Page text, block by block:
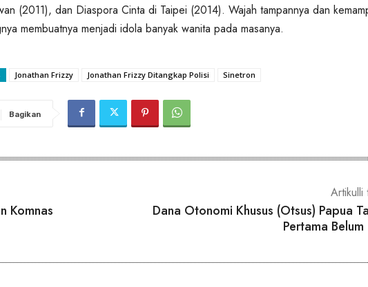
(2011), dan Diaspora Cinta di Taipei (2014). Wajah tampannya dan
membuatnya menjadi idola banyak wanita pada masanya.
Jonathan Frizzy Jonathan Frizzy Ditangkap Polisi Sinetron
Bagikan
Komnas
Artikulli
Dana Otonomi Khusus (Otsus) Papua
Pertama